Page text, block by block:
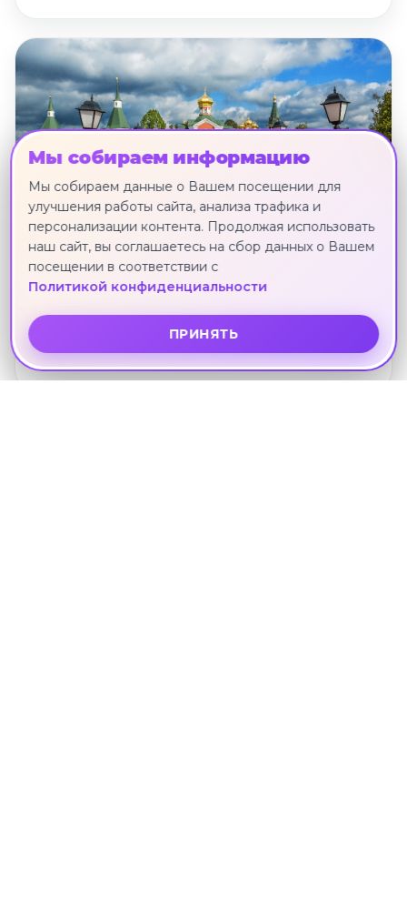
"Жемчужины Северной Руси", тур на 5
дней
Москва · 23 июня · 4 ноч.
Мы собираем информацию
Мы собираем данные о Вашем посещении для
улучшения работы сайта, анализа трафика и
персонализации контента. Продолжая использовать
наш сайт, вы соглашаетесь на сбор данных о Вашем
посещении в соответствии с
Политикой конфиденциальности
ПРИНЯТЬ